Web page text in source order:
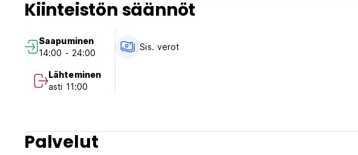
Kiinteistön säännöt
Saapuminen
14:00 - 24:00
Lähteminen
asti 11:00
Sis. verot
Palvelut